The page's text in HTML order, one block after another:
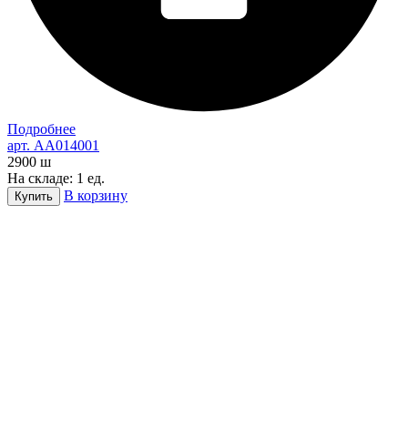
Подробнее
арт. AA014001
2900 ш
На складе: 1 ед.
Купить В корзину